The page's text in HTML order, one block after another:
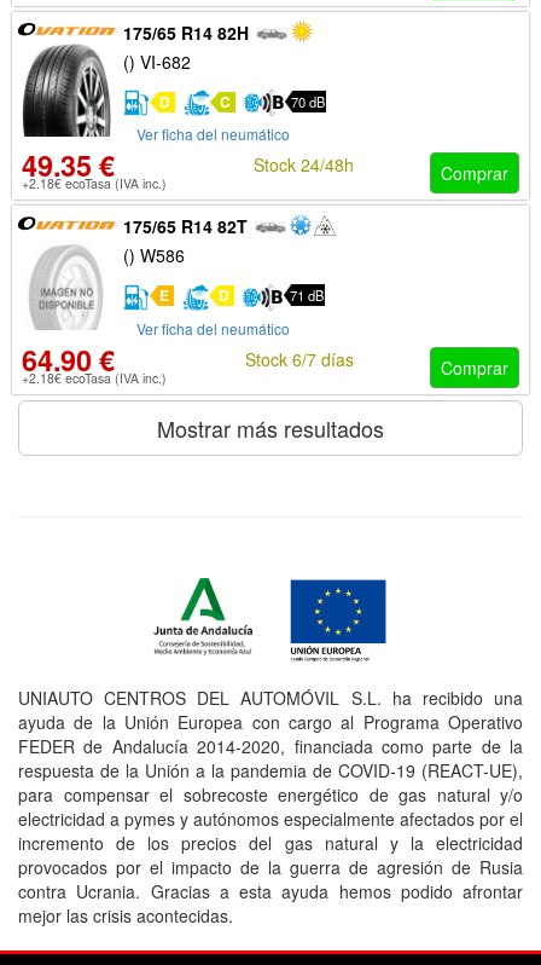
175/65 R14 82H
() VI-682
D C 70 dB
Ver ficha del neumático
49.35 €
+2.18€ ecoTasa (IVA inc.) Comprar
Stock 24/48h
175/65 R14 82T
() W586
E D 71 dB
Ver ficha del neumático
64.90 €
+2.18€ ecoTasa (IVA inc.) Comprar
Stock 6/7 días
Mostrar más resultados
UNIAUTO CENTROS DEL AUTOMÓVIL S.L. ha recibido una
ayuda de la Unión Europea con cargo al Programa Operativo
FEDER de Andalucía 2014-2020, financiada como parte de la
respuesta de la Unión a la pandemia de COVID-19 (REACT-UE),
para compensar el sobrecoste energético de gas natural y/o
electricidad a pymes y autónomos especialmente afectados por el
incremento de los precios del gas natural y la electricidad
provocados por el impacto de la guerra de agresión de Rusia
contra Ucrania. Gracias a esta ayuda hemos podido afrontar
mejor las crisis acontecidas.